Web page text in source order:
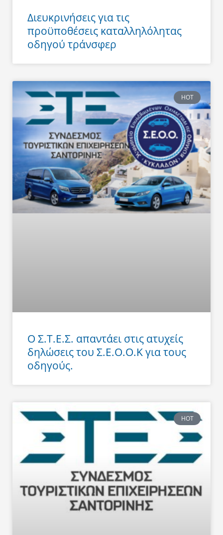
Διευκρινήσεις για τις
προϋποθέσεις καταλληλόλητας
οδηγού τράνσφερ
HOT
Ο Σ.Τ.Ε.Σ. απαντάει στις ατυχείς
δηλώσεις του Σ.Ε.Ο.Ο.Κ για τους
οδηγούς.
HOT